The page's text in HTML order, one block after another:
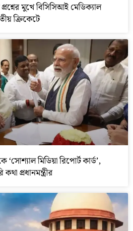
মুখে বিসিসিআই মেডিক্যাল
ক্রিকেটে
মিডিয়া রিপোর্ট কার্ড’,
প্রধানমন্ত্রীর